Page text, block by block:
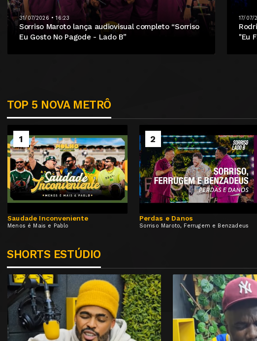
31/07/2026 • 16:23
Sorriso Maroto lança audiovisual completo “Sorriso
Eu Gosto No Pagode - Lado B”
17/07/
"Eu
TOP 5 NOVA METRÔ
1
Saudade Inconveniente
Menos é Mais e Pablo
2
Perdas e Danos
Sorriso Maroto, Ferrugem e Benzadeus
SHORTS ESTÚDIO